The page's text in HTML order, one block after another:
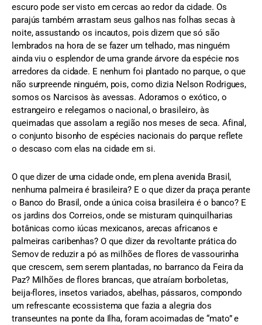
escuro pode ser visto em cercas ao redor da cidade. Os
parajús também arrastam seus galhos nas folhas secas à
noite, assustando os incautos, pois dizem que só são
lembrados na hora de se fazer um telhado, mas ninguém
ainda viu o esplendor de uma grande árvore da espécie nos
arredores da cidade. E nenhum foi plantado no parque, o que
não surpreende ninguém, pois, como dizia Nelson Rodrigues,
somos os Narcisos às avessas. Adoramos o exótico, o
estrangeiro e relegamos o nacional, o brasileiro, às
queimadas que assolam a região nos meses de seca. Afinal,
o conjunto bisonho de espécies nacionais do parque reflete
o descaso com elas na cidade em si.
O que dizer de uma cidade onde, em plena avenida Brasil,
nenhuma palmeira é brasileira? E o que dizer da praça perante
o Banco do Brasil, onde a única coisa brasileira é o banco? E
os jardins dos Correios, onde se misturam quinquilharias
botânicas como iúcas mexicanos, arecas africanos e
palmeiras caribenhas? O que dizer da revoltante prática do
Semov de reduzir a pó as milhões de flores de vassourinha
que crescem, sem serem plantadas, no barranco da Feira da
Paz? Milhões de flores brancas, que atraíam borboletas,
beija-flores, insetos variados, abelhas, pássaros, compondo
um refrescante ecossistema que fazia a alegria dos
transeuntes na ponte da Ilha, foram acoimadas de “mato” e